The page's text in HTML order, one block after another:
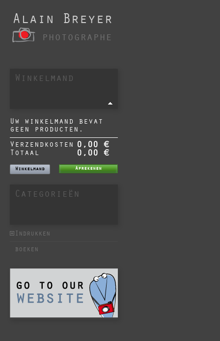
Alain Breyer
photographe
Winkelmand
Uw winkelmand bevat
geen producten.
Verzendkosten 0,00 €
Totaal 0,00 €
Winkelmand Afrekenen
Categorieën
Indrukken
boeken